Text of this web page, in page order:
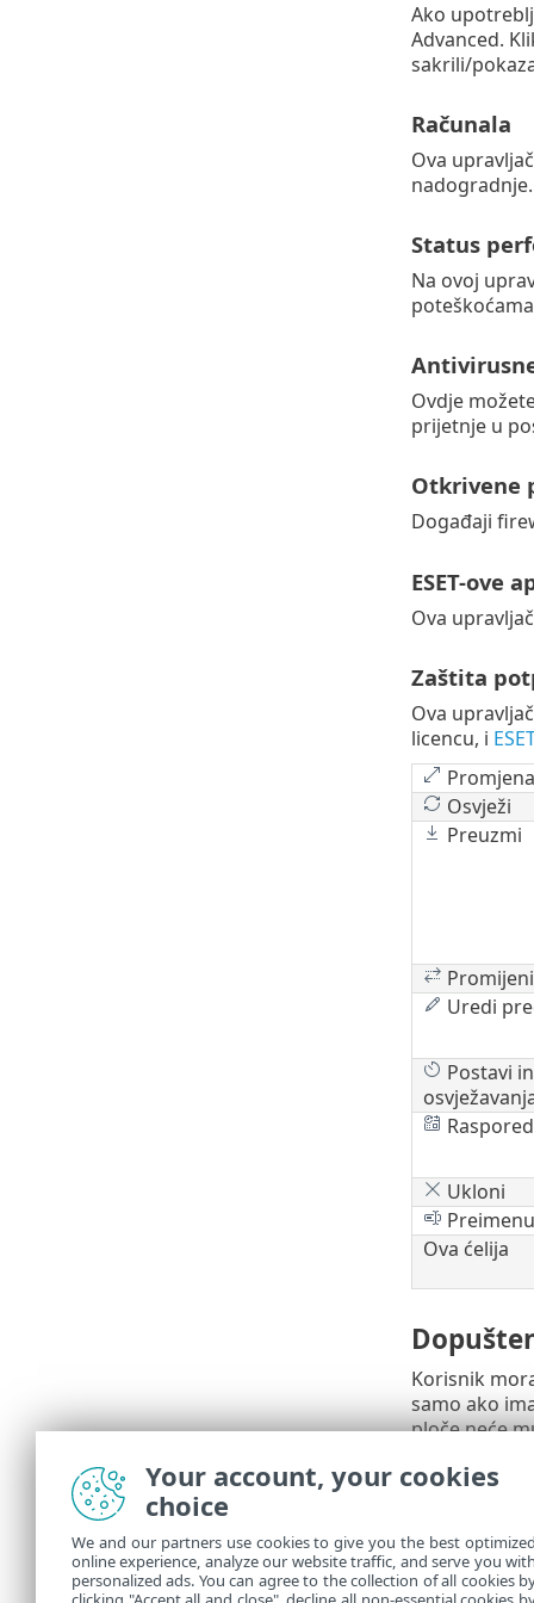
Ako
Advanced.
sakrili/
Računala
Ova
nadogradnje.
Status
Na ovoj
Ovdje
prijetnje u
Otkrivene
Događaji
ESET-ove
Ova
Zaštita
Ova
licencu, i
Osvježi
Preuzmi
Promijeni
Uredi
Postavi
Raspored
Ukloni
Ova ćelija
Korisnik
samo ako
ploče neće
•
•
Svi
Your account, your cookies
choice
We and our partners use cookies to give you the best
online experience, analyze our website traffic, and serve you
personalized ads. You can agree to the collection of all cookies